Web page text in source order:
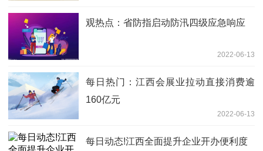
观热点：省防指启动防汛四级应急响应
2022-06-13
每日热门：江西会展业拉动直接消费逾
160亿元
2022-06-13
每日动态!江西全面提升企业开办便利度